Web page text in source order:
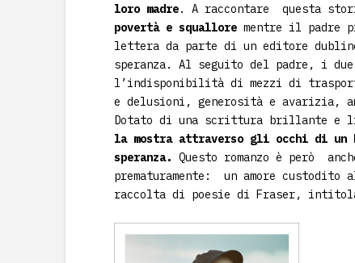
loro madre. A raccontare questa
povertà e squallorementre il padre
lettera da parte di un editore
speranza. Al seguito del padre, i due
l’indisponibilità di mezzi di
e delusioni, generosità e avarizia,
Dotato di una scrittura brillante e
la mostra attraverso gli occhi di un
speranza. Questo romanzo è però
prematuramente: un amore custodito
raccolta di poesie di Fraser,